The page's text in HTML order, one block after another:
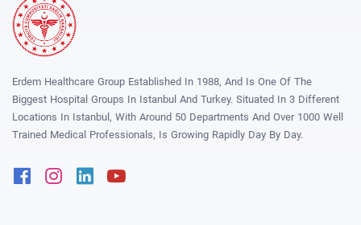
Erdem Healthcare Group Established In 1988, And Is One Of The
Biggest Hospital Groups In Istanbul And Turkey. Situated In 3 Different
Locations In Istanbul, With Around 50 Departments And Over 1000 Well
Trained Medical Professionals, Is Growing Rapidly Day By Day.
FacebookInstagram
Linkedin